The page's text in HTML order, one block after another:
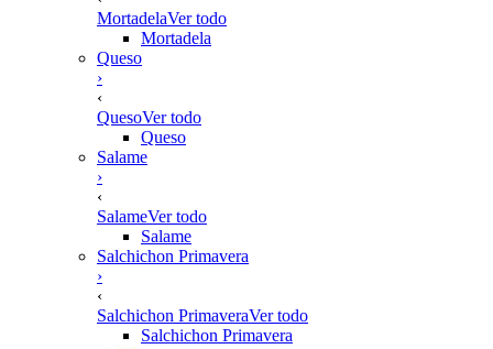
MortadelaVer todo
Mortadela
Queso
›
‹
QuesoVer todo
Queso
Salame
›
‹
SalameVer todo
Salame
Salchichon Primavera
›
‹
Salchichon PrimaveraVer todo
Salchichon Primavera